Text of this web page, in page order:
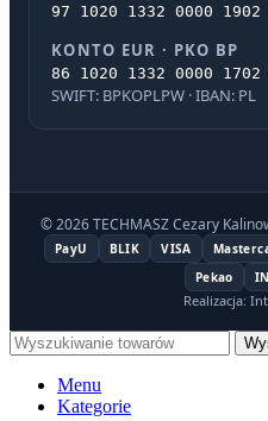
97 1020 1332 0000 1902
KONTO EUR · PKO BP
86 1020 1332 0000 1702
SWIFT: BPKOPLPW · IBAN: PL
© 2026 TECHMASZ Cezary
PayU BLIK VISA
Pekao
Realizacja:
Menu
Kategorie